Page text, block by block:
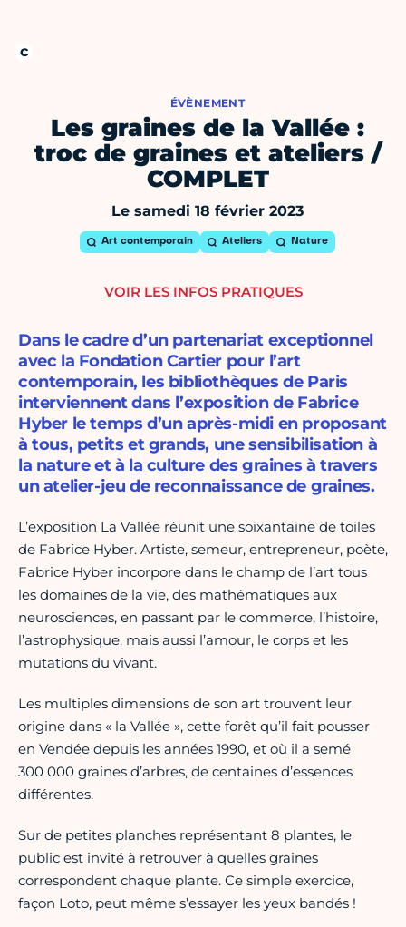
ÉVÈNEMENT
Les graines de la Vallée :
troc de graines et ateliers /
COMPLET
Le samedi 18 février 2023
Art contemporain Ateliers Nature
Dans le cadre d’un partenariat exceptionnel
avec la Fondation Cartier pour l’art
contemporain, les bibliothèques de Paris
interviennent dans l’exposition de Fabrice
Hyber le temps d’un après-midi en proposant
à tous, petits et grands, une sensibilisation à
la nature et à la culture des graines à travers
un atelier-jeu de reconnaissance de graines.
L’exposition La Vallée réunit une soixantaine de toiles
de Fabrice Hyber. Artiste, semeur, entrepreneur, poète,
Fabrice Hyber incorpore dans le champ de l’art tous
les domaines de la vie, des mathématiques aux
neurosciences, en passant par le commerce, l’histoire,
l’astrophysique, mais aussi l’amour, le corps et les
mutations du vivant.
Les multiples dimensions de son art trouvent leur
origine dans « la Vallée », cette forêt qu’il fait pousser
en Vendée depuis les années 1990, et où il a semé
300 000 graines d’arbres, de centaines d’essences
différentes.
Sur de petites planches représentant 8 plantes, le
public est invité à retrouver à quelles graines
correspondent chaque plante. Ce simple exercice,
façon Loto, peut même s’essayer les yeux bandés !
VOIR LES INFOS PRATIQUES